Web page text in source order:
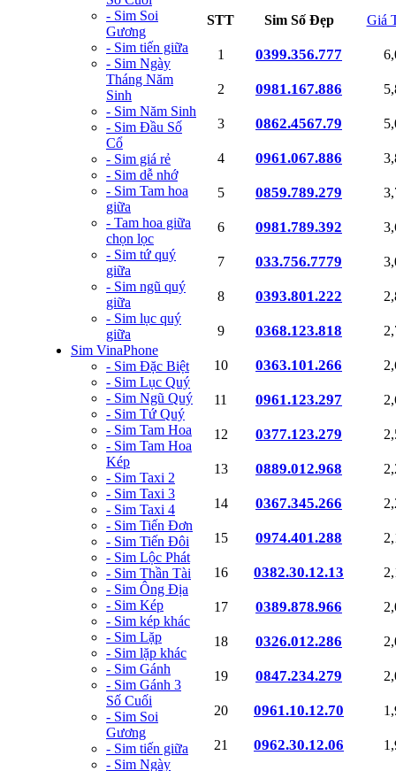
- Sim Soi
Gương
- Sim tiến giữa
- Sim Ngày
Tháng Năm
Sinh
- Sim Năm Sinh
- Sim Đầu Số
Cổ
- Sim giá rẻ
- Sim dễ nhớ
- Sim Tam hoa
giữa
- Tam hoa giữa
chọn lọc
- Sim tứ quý
giữa
- Sim ngũ quý
giữa
- Sim lục quý
giữa
Sim VinaPhone
- Sim Đặc Biệt
- Sim Lục Quý
- Sim Ngũ Quý
- Sim Tứ Quý
- Sim Tam Hoa
- Sim Tam Hoa
Kép
- Sim Taxi 2
- Sim Taxi 3
- Sim Taxi 4
- Sim Tiến Đơn
- Sim Tiến Đôi
- Sim Lộc Phát
- Sim Thần Tài
- Sim Ông Địa
- Sim Kép
- Sim kép khác
- Sim Lặp
- Sim lặp khác
- Sim Gánh
- Sim Gánh 3
Số Cuối
- Sim Soi
Gương
- Sim tiến giữa
- Sim Ngày
STT Sim Số Đẹp Giá
1 0399.356.777
2 0981.167.886
3 0862.4567.79
4 0961.067.886
5 0859.789.279
6 0981.789.392
7 033.756.7779
8 0393.801.222
9 0368.123.818
10 0363.101.266
11 0961.123.297
12 0377.123.279
13 0889.012.968
14 0367.345.266
15 0974.401.288
16 0382.30.12.13
17 0389.878.966
18 0326.012.286
19 0847.234.279
20 0961.10.12.70
21 0962.30.12.06